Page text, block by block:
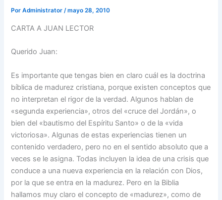
PorAdministrator/mayo 28, 2010
CARTA A JUAN LECTOR
Querido Juan:
Es importante que tengas bien en claro cuál es la doctrina
bíblica de madurez cristiana, porque existen conceptos que
no interpretan el rigor de la verdad. Algunos hablan de
«segunda experiencia», otros del «cruce del Jordán», o
bien del «bautismo del Espíritu Santo» o de la «vida
victoriosa». Algunas de estas experiencias tienen un
contenido verdadero, pero no en el sentido absoluto que a
veces se le asigna. Todas incluyen la idea de una crisis que
conduce a una nueva experiencia en la relación con Dios,
por la que se entra en la madurez. Pero en la Biblia
hallamos muy claro el concepto de «madurez», como de